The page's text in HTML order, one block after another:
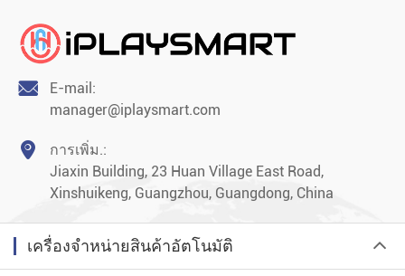

E-mail:
manager@iplaysmart.com

การเพิ่ม.:
Jiaxin Building, 23 Huan Village East Road,
Xinshuikeng, Guangzhou, Guangdong, China
เครื่องจำหน่ายสินค้าอัตโนมัติ